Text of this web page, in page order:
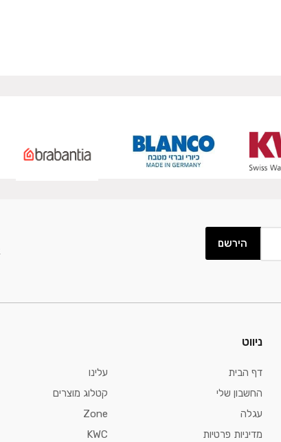
ניווט
דף הבית
החשבון שלי
עגלה
מדיניות פרטיות
עלינו
קטלוג מוצרים
Zone
KWC